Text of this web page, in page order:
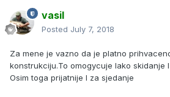
vasil
Posted July 7, 2018
Za mene je vazno da je platno
konstrukciju.To omogycuje lako skidanje
Osim toga prijatnije I za sjedanje